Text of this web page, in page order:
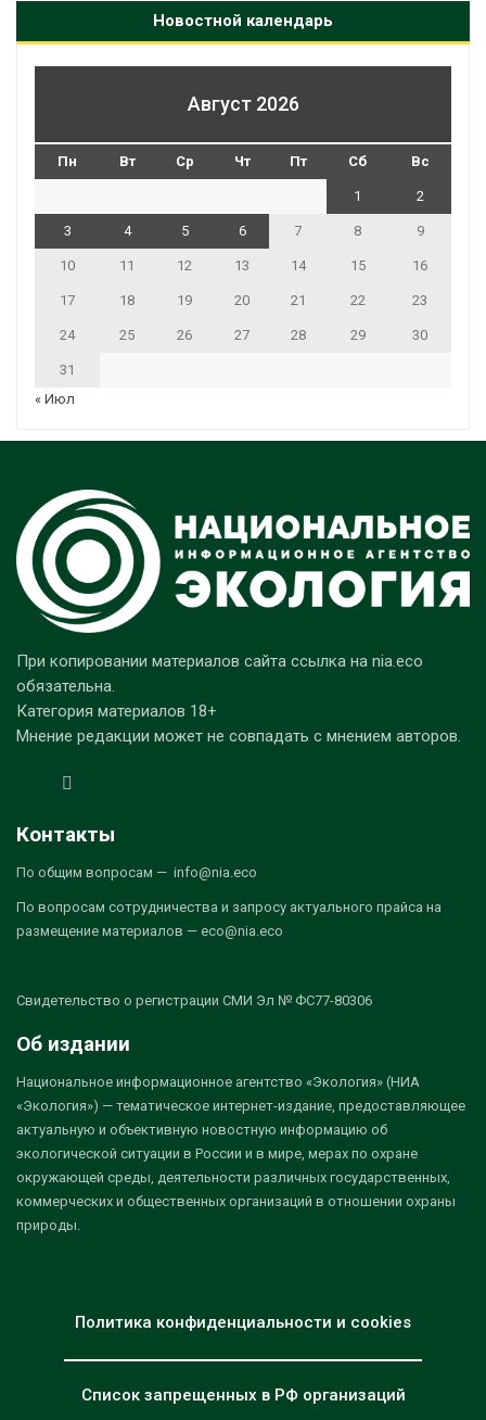
Новостной календарь
Август 2026
Пн Вт Ср Чт Пт Сб Вс
1 2
3 4 5 6 7 8 9
10 11 12 13 14 15 16
17 18 19 20 21 22 23
24 25 26 27 28 29 30
31
« Июл
При копировании материалов сайта ссылка на nia.eco
обязательна.
Категория материалов 18+
Мнение редакции может не совпадать с мнением авторов.
Контакты
По общим вопросам — info@nia.eco
По вопросам сотрудничества и запросу актуального прайса на
размещение материалов — eco@nia.eco
Свидетельство о регистрации СМИ Эл № ФС77-80306
Об издании
Национальное информационное агентство «Экология» (НИА
«Экология») — тематическое интернет-издание, предоставляющее
актуальную и объективную новостную информацию об
экологической ситуации в России и в мире, мерах по охране
окружающей среды, деятельности различных государственных,
коммерческих и общественных организаций в отношении охраны
природы.
Политика конфиденциальности и cookies
Список запрещенных в РФ организаций